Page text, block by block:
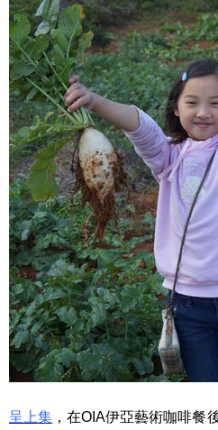
呈上集 ，在OIA伊亞藝術咖啡餐